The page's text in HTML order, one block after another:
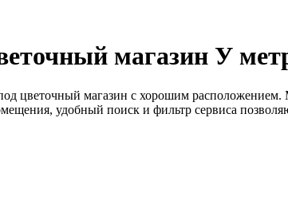
магазин У
цветочный магазин с хорошим расположением.
удобный поиск и фильтр сервиса